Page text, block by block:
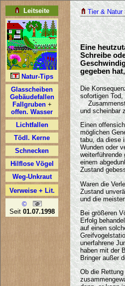
Tier & Natur
Eine
Schreibe
gegeben
Die
sofortigen
und scheinbar
Einen
möglichen
tabu, da diese
Wunden oder
einem
Zustand
Waren die
Zustand
und die
Bei größeren
Erfolg
auf einen
unerfahrene
haben mit der
Bringer außer
Ob die